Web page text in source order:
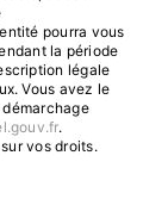
pourra vous
la période
légale
Vous avez le
.
vos droits.